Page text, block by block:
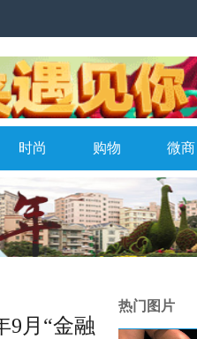
时尚 购物 微商
9月“金融
热门图片